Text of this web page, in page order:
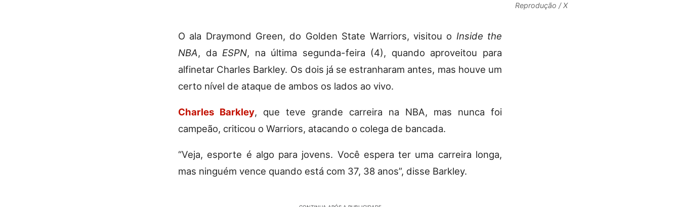
Reprodução / X
O ala Draymond Green, do Golden State Warriors, visitou o Inside the
NBA, da ESPN, na última segunda-feira (4), quando aproveitou para
alfinetar Charles Barkley. Os dois já se estranharam antes, mas houve um
certo nível de ataque de ambos os lados ao vivo.
Charles Barkley, que teve grande carreira na NBA, mas nunca foi
campeão, criticou o Warriors, atacando o colega de bancada.
“Veja, esporte é algo para jovens. Você espera ter uma carreira longa,
mas ninguém vence quando está com 37, 38 anos”, disse Barkley.